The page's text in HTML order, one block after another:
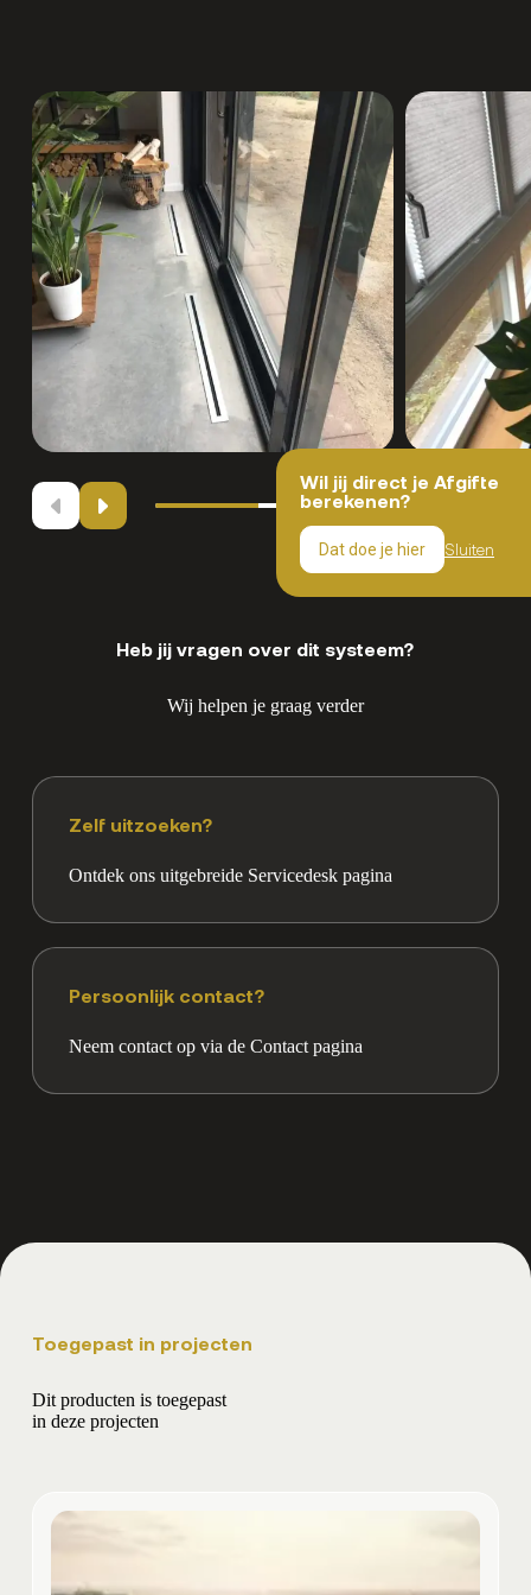
Heb jij vragen over dit systeem?
Wij helpen je graag verder
Zelf uitzoeken?
Ontdek ons uitgebreide Servicedesk pagina
Persoonlijk contact?
Neem contact op via de Contact pagina
Toegepast in projecten
Dit producten is toegepast
in deze projecten
Wil jij direct je Afgifte
berekenen?
Dat doe je hier Sluiten